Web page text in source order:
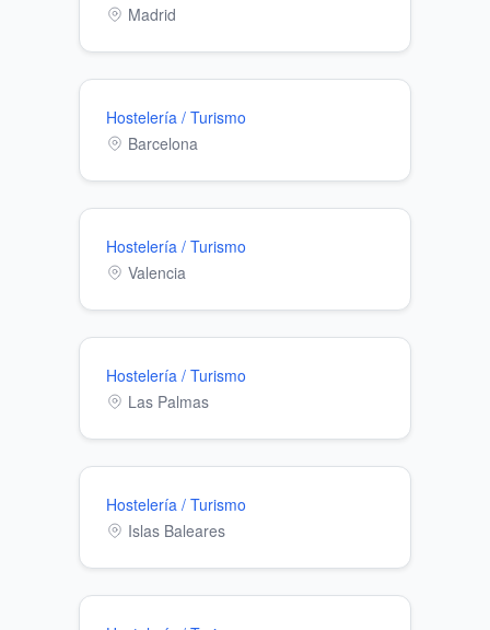
Madrid
Hostelería / Turismo
Barcelona
Hostelería / Turismo
Valencia
Hostelería / Turismo
Las Palmas
Hostelería / Turismo
Islas Baleares